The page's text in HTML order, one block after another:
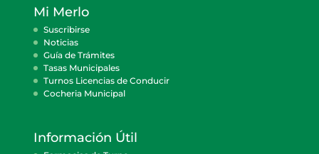
Mi Merlo
Suscribirse
Noticias
Guía de Trámites
Tasas Municipales
Turnos Licencias de Conducir
Cocheria Municipal
Información Útil